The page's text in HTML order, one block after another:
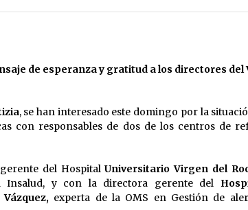
el riesgo de lluvia
la
28
El cultivo casero de
sin luz dos meses a 256
Sevilla
de esperanza y gratitud a los directores del
, se han interesado este domingo por la
con responsables de dos de los centros de
del HospitalUniversitario Virgen del
y con la directora gerente del
experta de la OMS en Gestión de